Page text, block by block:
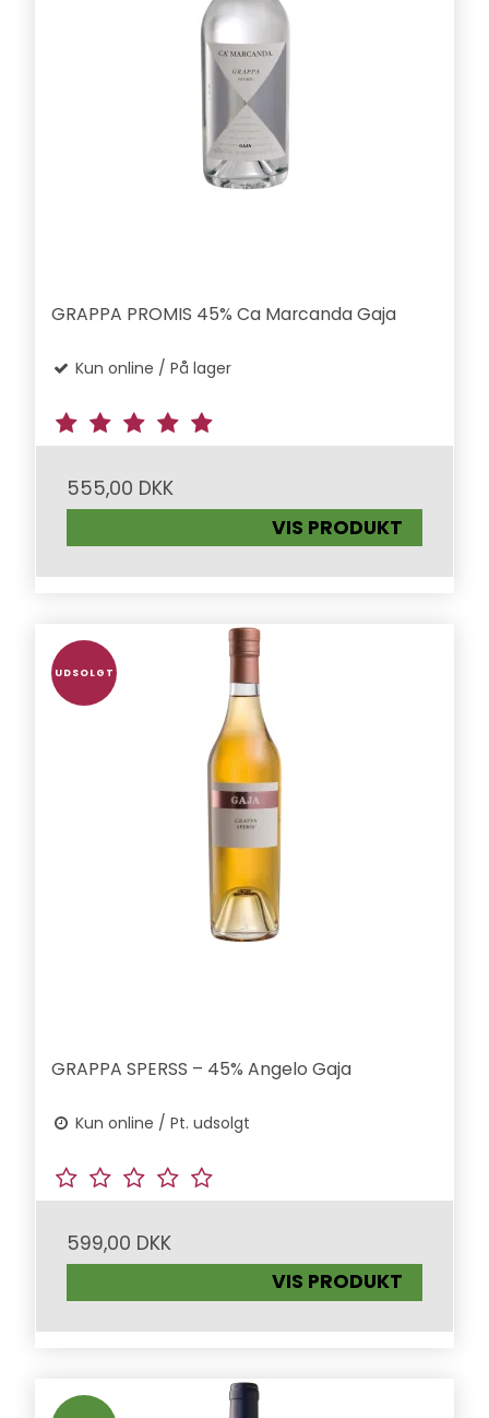
GRAPPA PROMIS 45% Ca Marcanda Gaja
Kun online / På lager
555,00 DKK
VIS PRODUKT
UDSOLGT
GRAPPA SPERSS – 45% Angelo Gaja
Kun online / Pt. udsolgt
599,00 DKK
VIS PRODUKT